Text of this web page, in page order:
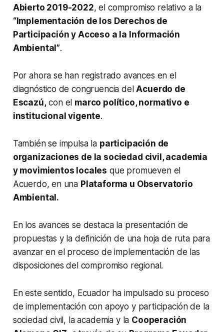
Abierto 2019-2022, el compromiso relativo a la
“Implementación de los Derechos de
Participación y Acceso a la Información
Ambiental”.
Por ahora se han registrado avances en el
diagnóstico de congruencia delAcuerdo de
Escazú,con el marco político, normativo e
institucional vigente.
También se impulsa la participación de
organizaciones de la sociedad civil, academia
y movimientos locales que promueven el
Acuerdo, en una Plataforma u Observatorio
Ambiental.
En los avances se destaca la presentación de
propuestas y la definición de una hoja de ruta para
avanzar en el proceso de implementación de las
disposiciones del compromiso regional.
En este sentido, Ecuador ha impulsado su proceso
de implementación con apoyo y participación de la
sociedad civil, la academia y la Cooperación